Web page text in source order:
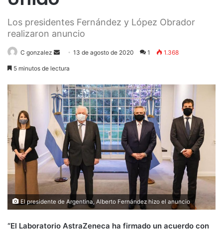
Los presidentes Fernández y López Obrador
realizaron anuncio
C gonzalez
Send13 de agosto de 2020 1 1.368
5 minutos de lectura
El presidente de Argentina, Alberto Fernández hizo el anuncio
“El Laboratorio AstraZeneca ha firmado un acuerdo con